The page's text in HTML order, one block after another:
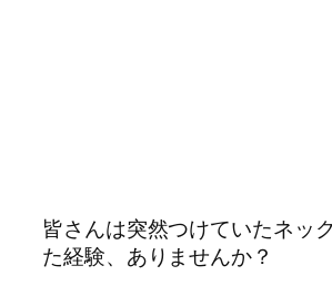
皆さんは突然つけていたネッ
た経験、ありませんか？